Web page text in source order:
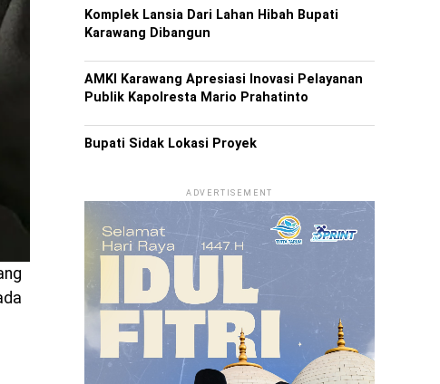
Komplek Lansia Dari Lahan Hibah Bupati
Karawang Dibangun
AMKI Karawang Apresiasi Inovasi Pelayanan
Publik Kapolresta Mario Prahatinto
Bupati Sidak Lokasi Proyek
ADVERTISEMENT